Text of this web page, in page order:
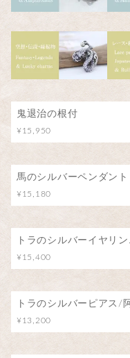
鬼退治の根付
¥15,950
馬のシルバーペンダント
¥15,180
トラ
¥15,400
¥13,200